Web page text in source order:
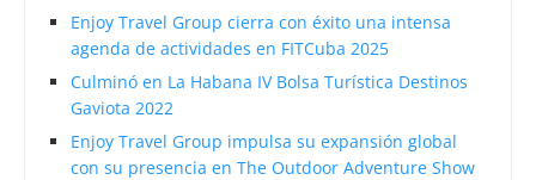
Enjoy Travel Group cierra con éxito una intensa
agenda de actividades en FITCuba 2025
Culminó en La Habana IV Bolsa Turística Destinos
Gaviota 2022
Enjoy Travel Group impulsa su expansión global
con su presencia en The Outdoor Adventure Show